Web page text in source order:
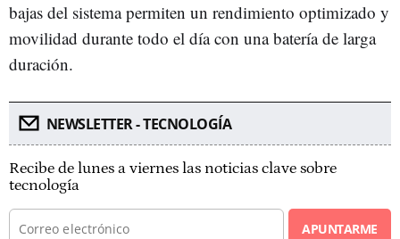
bajas del sistema permiten un rendimiento optimizado y
movilidad durante todo el día con una batería de larga
duración.
NEWSLETTER - TECNOLOGÍA
Recibe de lunes a viernes las noticias clave sobre
tecnología
APUNTARME